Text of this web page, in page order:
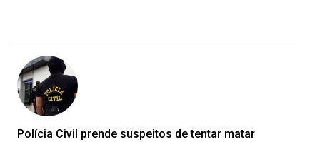
Polícia Civil prende suspeitos de tentar matar